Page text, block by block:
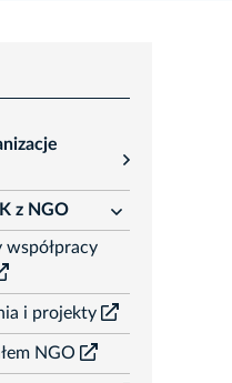
z NGO
współpracy
i projekty
NGO